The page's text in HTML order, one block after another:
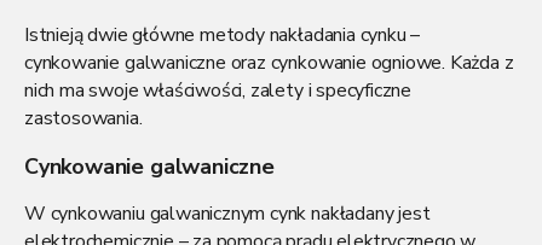
s
t
y
Istnieją dwie główne metody nakładania cynku –
cynkowanie galwaniczne oraz cynkowanie ogniowe. Każda z
nich ma swoje właściwości, zalety i specyficzne
zastosowania.
Cynkowanie galwaniczne
W cynkowaniu galwanicznym cynk nakładany jest